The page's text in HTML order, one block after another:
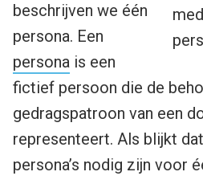
beschrijven we één
persona. Een
persona is een
fictief persoon die de
gedragspatroon van een
representeert. Als blijkt
persona’s nodig zijn voor